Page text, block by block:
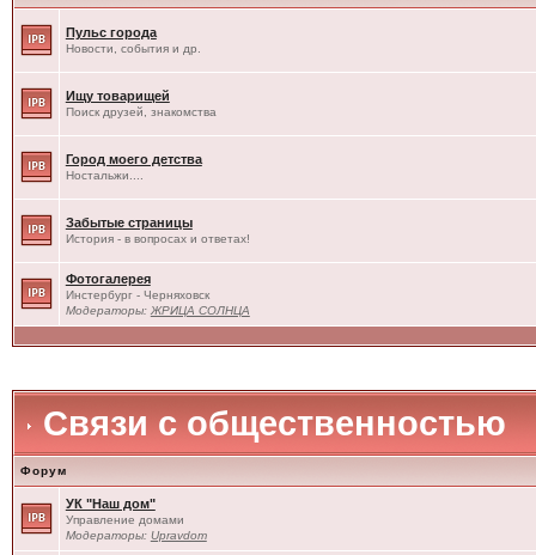
Пульс города
Новости, события и др.
Ищу товарищей
Поиск друзей, знакомства
Город моего детства
Ностальжи....
Забытые страницы
История - в вопросах и ответах!
Фотогалерея
Инстербург - Черняховск
Модераторы: ЖРИЦА СОЛНЦА
Связи с общественностью
Форум
УК "Наш дом"
Управление домами
Модераторы: Upravdom